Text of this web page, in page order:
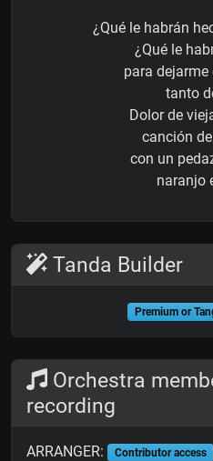
¿Qué le habrán
¿Qué le
para dejarme
tanto
Dolor de
canción
con un
naranjo
Tanda Builder
Premium or
Orchestra
recording
ARRANGER: Contributor access